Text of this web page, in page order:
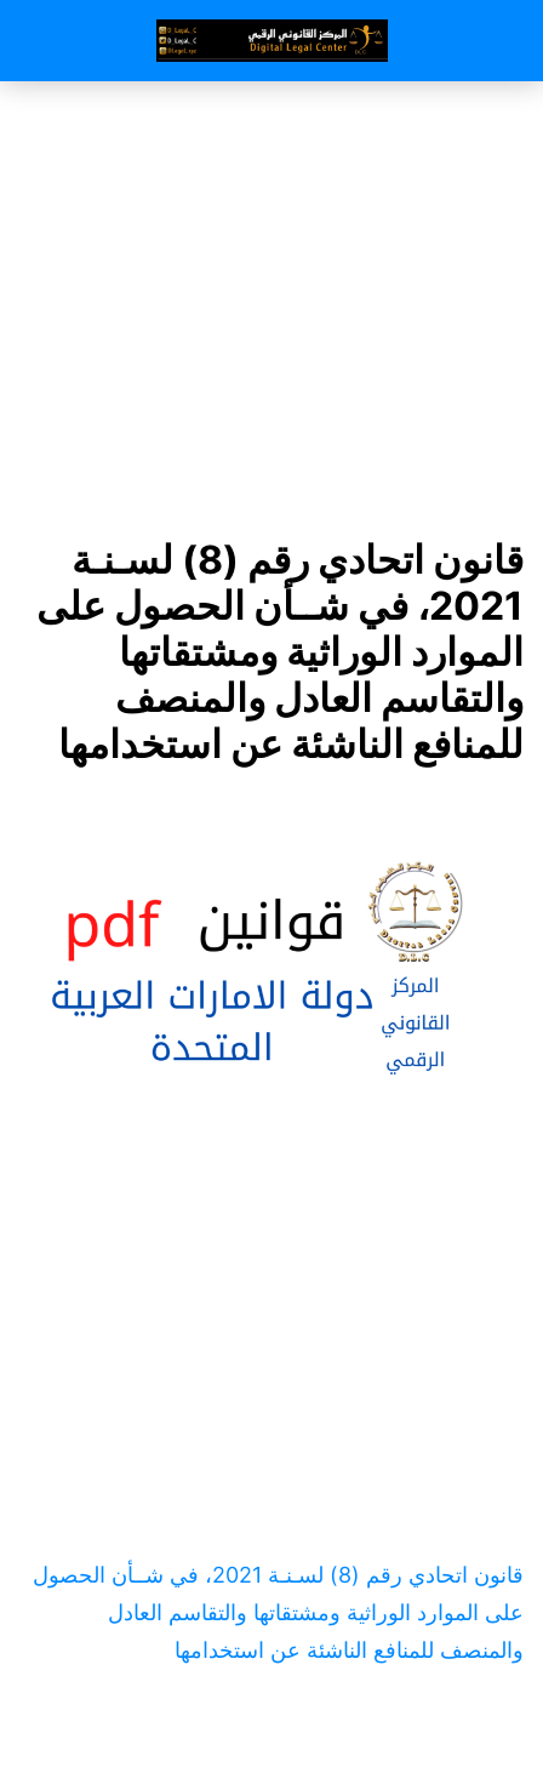
قانون اتحادي رقم (8) لسـنـة
2021، في شــأن الحصول على
الموارد الوراثية ومشتقاتها
والتقاسم العادل والمنصف
للمنافع الناشئة عن استخدامها
قانون اتحادي رقم (8) لسـنـة 2021، في شــأن الحصول
على الموارد الوراثية ومشتقاتها والتقاسم العادل
والمنصف للمنافع الناشئة عن استخدامها